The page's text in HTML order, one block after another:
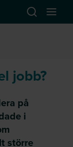
Öppna
jobb?
på
i
större